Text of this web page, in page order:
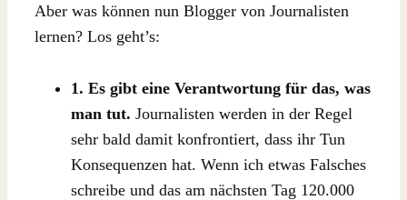
Aber was können nun Blogger von Journalisten
lernen? Los geht’s:
1. Es gibt eine Verantwortung für das, was
man tut. Journalisten werden in der Regel
sehr bald damit konfrontiert, dass ihr Tun
Konsequenzen hat. Wenn ich etwas Falsches
schreibe und das am nächsten Tag 120.000